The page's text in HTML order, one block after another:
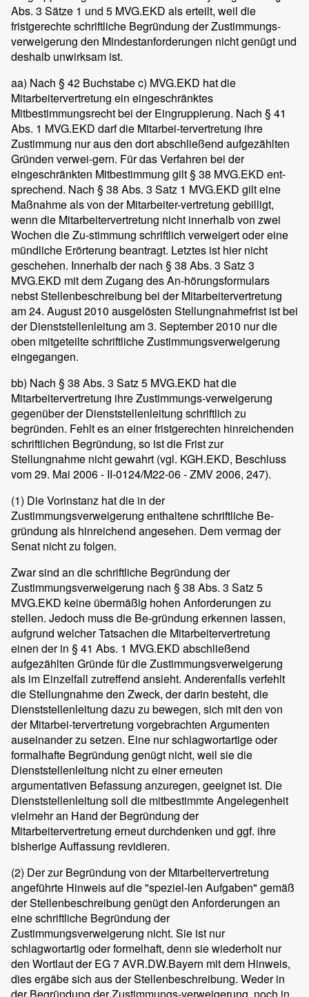
Abs. 3 Sätze 1 und 5 MVG.EKD als erteilt, weil die
fristgerechte schriftliche Begründung der Zustimmungs-
verweigerung den Mindestanforderungen nicht genügt und
deshalb unwirksam ist.
aa) Nach § 42 Buchstabe c) MVG.EKD hat die
Mitarbeitervertretung ein eingeschränktes
Mitbestimmungsrecht bei der Eingruppierung. Nach § 41
Abs. 1 MVG.EKD darf die Mitarbei-tervertretung ihre
Zustimmung nur aus den dort abschließend aufgezählten
Gründen verwei-gern. Für das Verfahren bei der
eingeschränkten Mitbestimmung gilt § 38 MVG.EKD ent-
sprechend. Nach § 38 Abs. 3 Satz 1 MVG.EKD gilt eine
Maßnahme als von der Mitarbeiter-vertretung gebilligt,
wenn die Mitarbeitervertretung nicht innerhalb von zwei
Wochen die Zu-stimmung schriftlich verweigert oder eine
mündliche Erörterung beantragt. Letztes ist hier nicht
geschehen. Innerhalb der nach § 38 Abs. 3 Satz 3
MVG.EKD mit dem Zugang des An-hörungsformulars
nebst Stellenbeschreibung bei der Mitarbeitervertretung
am 24. August 2010 ausgelösten Stellungnahmefrist ist bei
der Dienststellenleitung am 3. September 2010 nur die
oben mitgeteilte schriftliche Zustimmungsverweigerung
eingegangen.
bb) Nach § 38 Abs. 3 Satz 5 MVG.EKD hat die
Mitarbeitervertretung ihre Zustimmungs-verweigerung
gegenüber der Dienststellenleitung schriftlich zu
begründen. Fehlt es an einer fristgerechten hinreichenden
schriftlichen Begründung, so ist die Frist zur
Stellungnahme nicht gewahrt (vgl. KGH.EKD, Beschluss
vom 29. Mai 2006 - II-0124/M22-06 - ZMV 2006, 247).
(1) Die Vorinstanz hat die in der
Zustimmungsverweigerung enthaltene schriftliche Be-
gründung als hinreichend angesehen. Dem vermag der
Senat nicht zu folgen.
Zwar sind an die schriftliche Begründung der
Zustimmungsverweigerung nach § 38 Abs. 3 Satz 5
MVG.EKD keine übermäßig hohen Anforderungen zu
stellen. Jedoch muss die Be-gründung erkennen lassen,
aufgrund welcher Tatsachen die Mitarbeitervertretung
einen der in § 41 Abs. 1 MVG.EKD abschließend
aufgezählten Gründe für die Zustimmungsverweigerung
als im Einzelfall zutreffend ansieht. Anderenfalls verfehlt
die Stellungnahme den Zweck, der darin besteht, die
Dienststellenleitung dazu zu bewegen, sich mit den von
der Mitarbei-tervertretung vorgebrachten Argumenten
auseinander zu setzen. Eine nur schlagwortartige oder
formalhafte Begründung genügt nicht, weil sie die
Dienststellenleitung nicht zu einer erneuten
argumentativen Befassung anzuregen, geeignet ist. Die
Dienststellenleitung soll die mitbestimmte Angelegenheit
vielmehr an Hand der Begründung der
Mitarbeitervertretung erneut durchdenken und ggf. ihre
bisherige Auffassung revidieren.
(2) Der zur Begründung von der Mitarbeitervertretung
angeführte Hinweis auf die "speziel-len Aufgaben" gemäß
der Stellenbeschreibung genügt den Anforderungen an
eine schriftliche Begründung der
Zustimmungsverweigerung nicht. Sie ist nur
schlagwortartig oder formelhaft, denn sie wiederholt nur
den Wortlaut der EG 7 AVR.DW.Bayern mit dem Hinweis,
dies ergäbe sich aus der Stellenbeschreibung. Weder in